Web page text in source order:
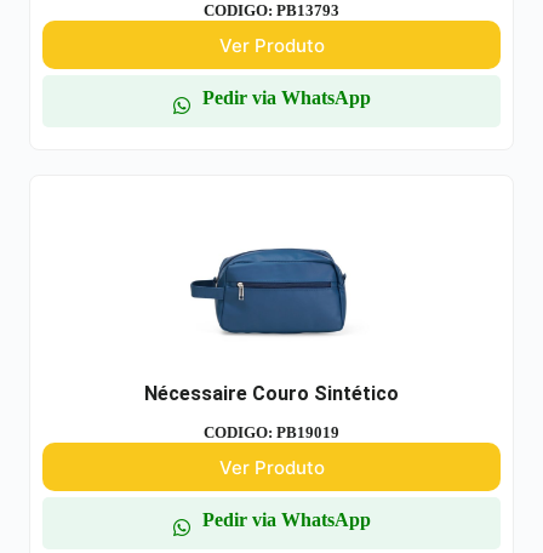
CODIGO: PB13793
Ver Produto
Pedir via WhatsApp
Nécessaire Couro Sintético
CODIGO: PB19019
Ver Produto
Pedir via WhatsApp